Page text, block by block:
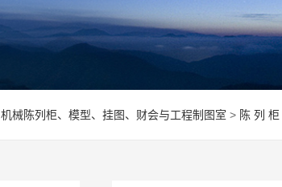
机械陈列柜、模型、挂图、财会与工程制图室 > 陈 列 柜